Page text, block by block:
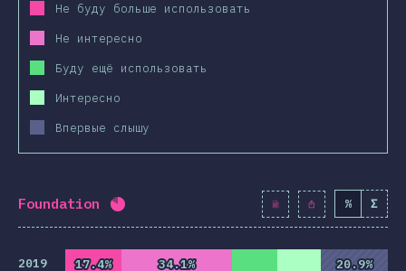
Не буду больше использовать
Не интересно
Буду ещё использовать
Интересно
Впервые слышу
Foundation Процент заполнения: 82.1 % ( 9430
% Σ
2019 17.4%
17.4% 34.1%
34.1% 20.9%
20.9%